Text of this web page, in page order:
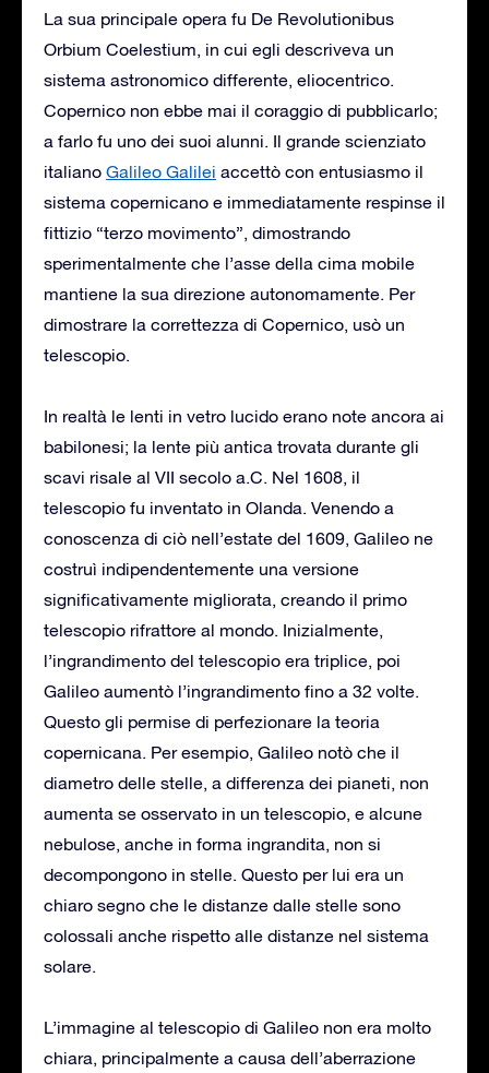
La sua principale opera fu De Revolutionibus
Orbium Coelestium, in cui egli descriveva un
sistema astronomico differente, eliocentrico.
Copernico non ebbe mai il coraggio di pubblicarlo;
a farlo fu uno dei suoi alunni. Il grande scienziato
italiano Galileo Galilei accettò con entusiasmo il
sistema copernicano e immediatamente respinse il
fittizio “terzo movimento”, dimostrando
sperimentalmente che l’asse della cima mobile
mantiene la sua direzione autonomamente. Per
dimostrare la correttezza di Copernico, usò un
telescopio.
In realtà le lenti in vetro lucido erano note ancora ai
babilonesi; la lente più antica trovata durante gli
scavi risale al VII secolo a.C. Nel 1608, il
telescopio fu inventato in Olanda. Venendo a
conoscenza di ciò nell’estate del 1609, Galileo ne
costruì indipendentemente una versione
significativamente migliorata, creando il primo
telescopio rifrattore al mondo. Inizialmente,
l’ingrandimento del telescopio era triplice, poi
Galileo aumentò l’ingrandimento fino a 32 volte.
Questo gli permise di perfezionare la teoria
copernicana. Per esempio, Galileo notò che il
diametro delle stelle, a differenza dei pianeti, non
aumenta se osservato in un telescopio, e alcune
nebulose, anche in forma ingrandita, non si
decompongono in stelle. Questo per lui era un
chiaro segno che le distanze dalle stelle sono
colossali anche rispetto alle distanze nel sistema
solare.
L’immagine al telescopio di Galileo non era molto
chiara, principalmente a causa dell’aberrazione